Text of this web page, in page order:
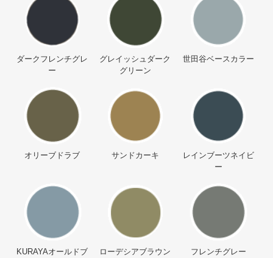
ダークフレンチグレ
ー
グレイッシュダーク
グリーン
世田谷ベースカラー
オリーブドラブ サンドカーキ
レインブーツネイビ
ー
KURAYAオールドブ
ローデシアブラウン フレンチグレー